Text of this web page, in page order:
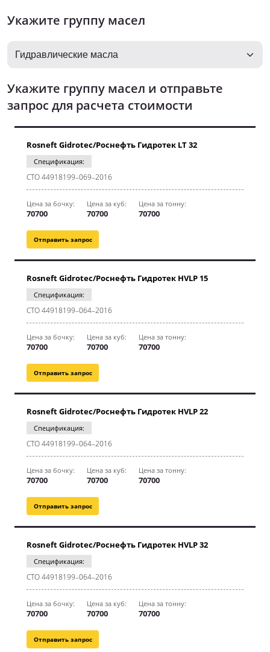
Укажите группу масел
Укажите группу масел и отправьте
запрос для расчета стоимости
Отправить запрос
Rosneft Gidrotec/Роснефть Гидротек LT 32
Спецификация:
CТО 44918199–069–2016
Цена за бочку:
70700
Цена за куб:
70700
Цена за тонну:
70700
Отправить запрос
Rosneft Gidrotec/Роснефть Гидротек HVLP 15
Спецификация:
CТО 44918199–064–2016
Цена за бочку:
70700
Цена за куб:
70700
Цена за тонну:
70700
Отправить запрос
Rosneft Gidrotec/Роснефть Гидротек HVLP 22
Спецификация:
CТО 44918199–064–2016
Цена за бочку:
70700
Цена за куб:
70700
Цена за тонну:
70700
Отправить запрос
Rosneft Gidrotec/Роснефть Гидротек HVLP 32
Спецификация:
CТО 44918199–064–2016
Цена за бочку:
70700
Цена за куб:
70700
Цена за тонну:
70700